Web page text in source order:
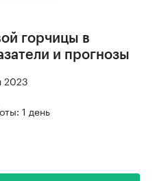
горчицы в
и прогнозы
2023
1 день